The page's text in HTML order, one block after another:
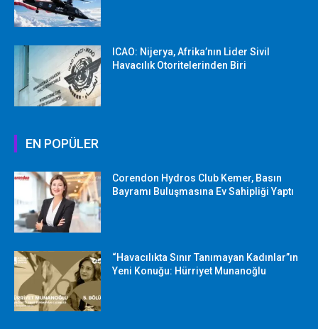
ICAO: Nijerya, Afrika’nın Lider Sivil
Havacılık Otoritelerinden Biri
EN POPÜLER
Corendon Hydros Club Kemer, Basın
Bayramı Buluşmasına Ev Sahipliği Yaptı
“Havacılıkta Sınır Tanımayan Kadınlar”ın
Yeni Konuğu: Hürriyet Munanoğlu